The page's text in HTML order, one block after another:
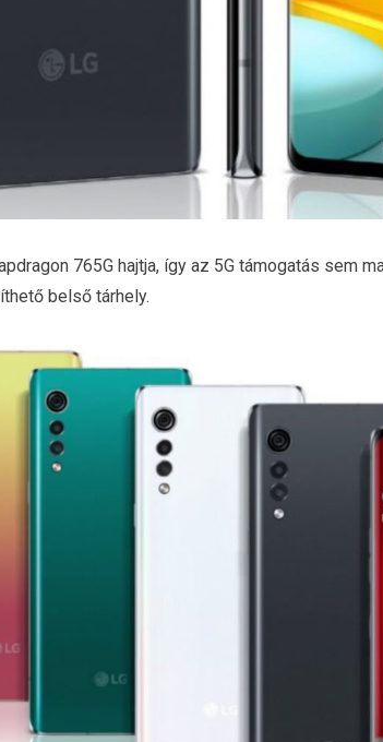
765G hajtja, így az 5G támogatás sem
belső tárhely.